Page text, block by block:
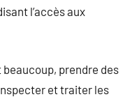
l’accès aux
prendre des
et traiter les